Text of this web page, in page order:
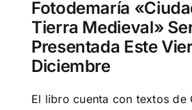
Fotodemaría
Tierra Medieval»
Presentada Este
Diciembre
El libro cuenta con textos de